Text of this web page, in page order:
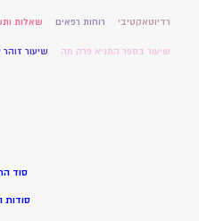
רדיוטאקטיבי רוחות רפאים שאלות
שיעור בספר התניא פרק מה שיעור זוהר
סוד
סודות